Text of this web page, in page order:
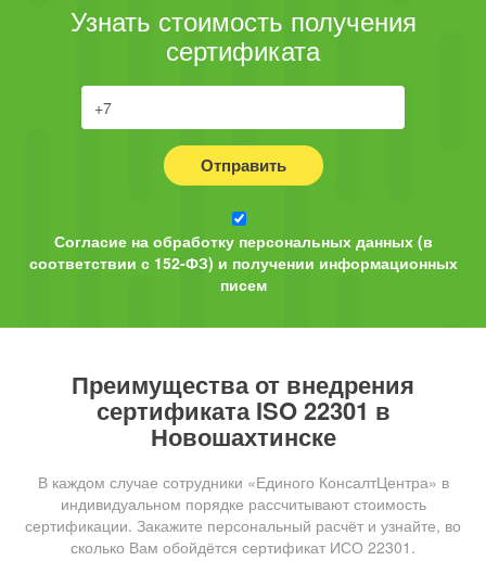
Узнать стоимость получения
сертификата
Отправить
Согласие на обработку персональных данных (в
соответствии с 152-ФЗ) и получении информационных
писем
Преимущества от внедрения
сертификата ISO 22301 в
Новошахтинске
В каждом случае сотрудники «Единого КонсалтЦентра» в
индивидуальном порядке рассчитывают стоимость
сертификации. Закажите персональный расчёт и узнайте, во
сколько Вам обойдётся сертификат ИСО 22301.